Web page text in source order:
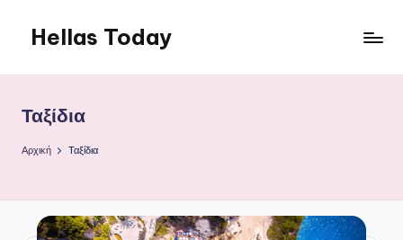
Μετάβαση
περιεχόμενο
Hellas Today
Ταξίδια
Αρχική Ταξίδια